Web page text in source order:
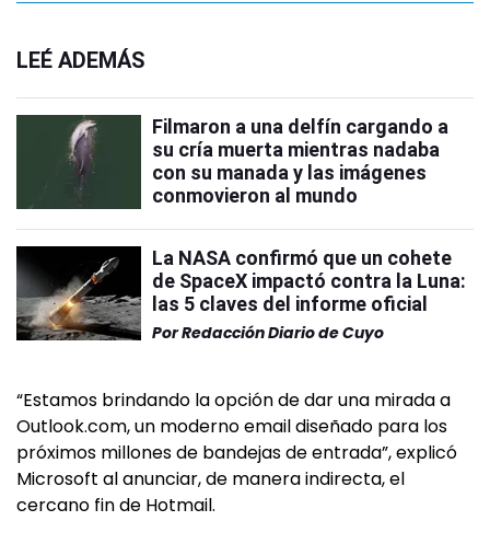
LEÉ ADEMÁS
Filmaron a una delfín cargando a
su cría muerta mientras nadaba
con su manada y las imágenes
conmovieron al mundo
La NASA confirmó que un cohete
de SpaceX impactó contra la Luna:
las 5 claves del informe oficial
PorRedacción Diario de Cuyo
“Estamos brindando la opción de dar una mirada a
Outlook.com, un moderno email diseñado para los
próximos millones de bandejas de entrada”, explicó
Microsoft al anunciar, de manera indirecta, el
cercano fin de Hotmail.